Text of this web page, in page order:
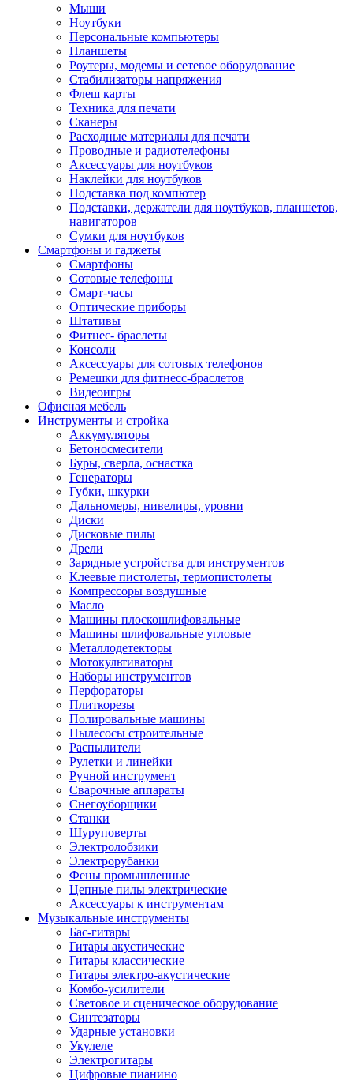
Мыши
Ноутбуки
Персональные компьютеры
Планшеты
Роутеры, модемы и сетевое оборудование
Стабилизаторы напряжения
Флеш карты
Техника для печати
Сканеры
Расходные материалы для печати
Проводные и радиотелефоны
Аксессуары для ноутбуков
Наклейки для ноутбуков
Подставка под компютер
Подставки, держатели для ноутбуков, планшетов,
навигаторов
Сумки для ноутбуков
Смартфоны и гаджеты
Смартфоны
Сотовые телефоны
Смарт-часы
Оптические приборы
Штативы
Фитнес- браслеты
Консоли
Аксессуары для сотовых телефонов
Ремешки для фитнесс-браслетов
Видеоигры
Офисная мебель
Инструменты и стройка
Аккумуляторы
Бетоносмесители
Буры, сверла, оснастка
Генераторы
Губки, шкурки
Дальномеры, нивелиры, уровни
Диски
Дисковые пилы
Дрели
Зарядные устройства для инструментов
Клеевые пистолеты, термопистолеты
Компрессоры воздушные
Масло
Машины плоскошлифовальные
Машины шлифовальные угловые
Металлодетекторы
Мотокультиваторы
Наборы инструментов
Перфораторы
Плиткорезы
Полировальные машины
Пылесосы строительные
Распылители
Рулетки и линейки
Ручной инструмент
Сварочные аппараты
Снегоуборщики
Станки
Шуруповерты
Электролобзики
Электрорубанки
Фены промышленные
Цепные пилы электрические
Аксессуары к инструментам
Музыкальные инструменты
Бас-гитары
Гитары акустические
Гитары классические
Гитары электро-акустические
Комбо-усилители
Световое и сценическое оборудование
Синтезаторы
Ударные установки
Укулеле
Электрогитары
Цифровые пианино